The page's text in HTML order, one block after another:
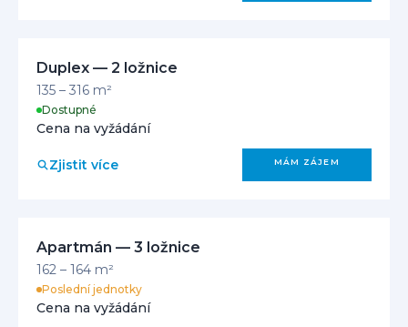
Duplex — 2 ložnice
135 – 316 m²
Dostupné
Cena na vyžádání
Zjistit více MÁM ZÁJEM
Apartmán — 3 ložnice
162 – 164 m²
Poslední jednotky
Cena na vyžádání